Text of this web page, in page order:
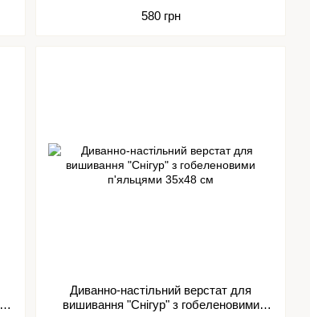
580 грн
Диванно-настільний верстат для
вишивання "Снігур" з гобеленовими